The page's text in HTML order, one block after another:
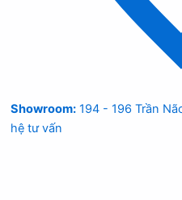
Showroom: 194 - 196 Trần
hệ tư vấn